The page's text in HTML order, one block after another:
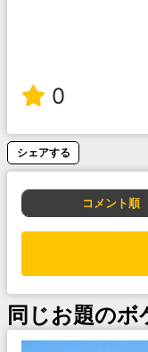
0
シェアする
コメント順
同じお題のボ